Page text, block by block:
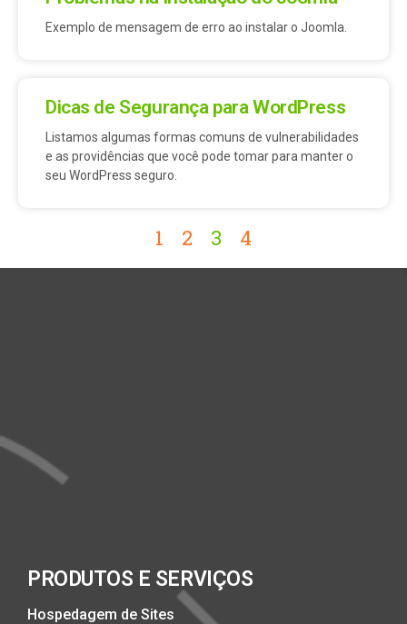
Exemplo de mensagem de erro ao instalar o Joomla.
Dicas de Segurança para WordPress
Listamos algumas formas comuns de vulnerabilidades
e as providências que você pode tomar para manter o
seu WordPress seguro.
1 2 3 4
PRODUTOS E SERVIÇOS
Hospedagem de Sites